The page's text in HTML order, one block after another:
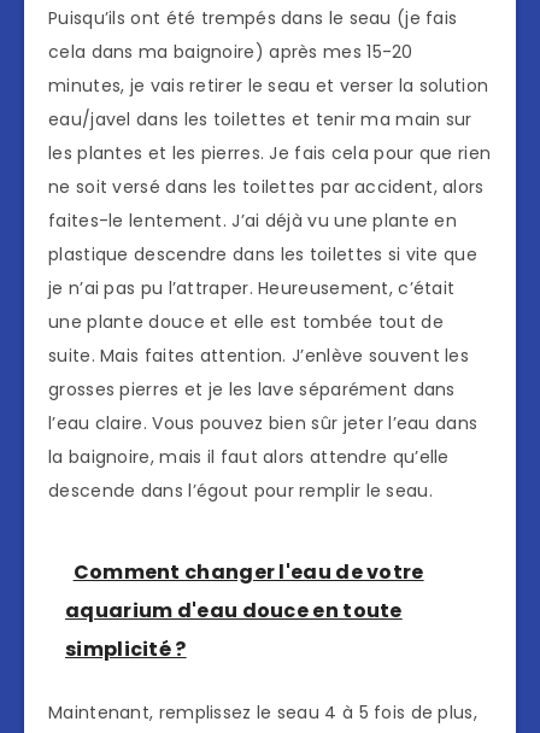
Puisqu’ils ont été trempés dans le seau (je fais
cela dans ma baignoire) après mes 15-20
minutes, je vais retirer le seau et verser la solution
eau/javel dans les toilettes et tenir ma main sur
les plantes et les pierres. Je fais cela pour que rien
ne soit versé dans les toilettes par accident, alors
faites-le lentement. J’ai déjà vu une plante en
plastique descendre dans les toilettes si vite que
je n’ai pas pu l’attraper. Heureusement, c’était
une plante douce et elle est tombée tout de
suite. Mais faites attention. J’enlève souvent les
grosses pierres et je les lave séparément dans
l’eau claire. Vous pouvez bien sûr jeter l’eau dans
la baignoire, mais il faut alors attendre qu’elle
descende dans l’égout pour remplir le seau.
Comment changer l'eau de votre
aquarium d'eau douce en toute
simplicité ?
Maintenant, remplissez le seau 4 à 5 fois de plus,